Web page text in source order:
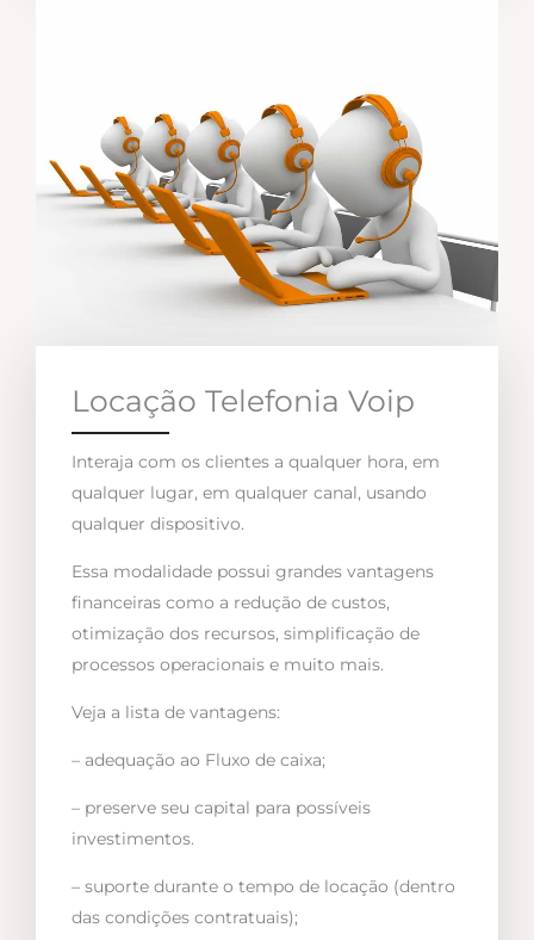
Locação Telefonia Voip
Interaja com os clientes a qualquer hora, em
qualquer lugar, em qualquer canal, usando
qualquer dispositivo.
Essa modalidade possui grandes vantagens
financeiras como a redução de custos,
otimização dos recursos, simplificação de
processos operacionais e muito mais.
Veja a lista de vantagens:
– adequação ao Fluxo de caixa;
– preserve seu capital para possíveis
investimentos.
– suporte durante o tempo de locação (dentro
das condições contratuais);